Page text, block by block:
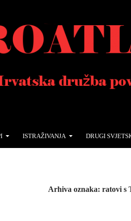
ISTRAŽIVANJA DRUGI
Arhiva oznaka: ratovi s